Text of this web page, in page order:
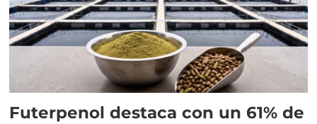
Futerpenol destaca con un 61% de